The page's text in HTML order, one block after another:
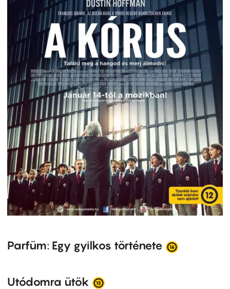
Parfüm: Egy gyilkos története
Utódomra ütök